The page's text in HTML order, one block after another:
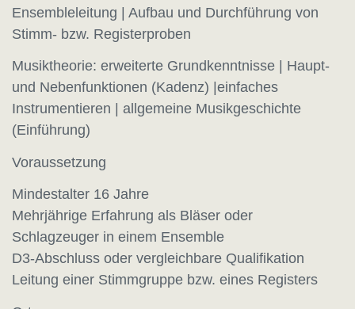
Ensembleleitung | Aufbau und Durchführung von
Stimm- bzw. Registerproben
Musiktheorie: erweiterte Grundkenntnisse | Haupt-
und Nebenfunktionen (Kadenz) |einfaches
Instrumentieren | allgemeine Musikgeschichte
(Einführung)
Voraussetzung
Mindestalter 16 Jahre
Mehrjährige Erfahrung als Bläser oder
Schlagzeuger in einem Ensemble
D3-Abschluss oder vergleichbare Qualifikation
Leitung einer Stimmgruppe bzw. eines Registers